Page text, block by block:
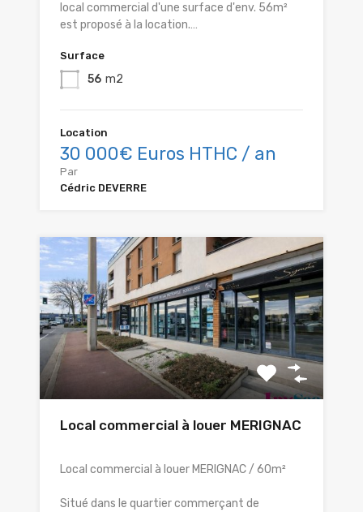
local commercial d'une surface d'env. 56m²
est proposé à la location.…
Surface
56 m2
Location
30 000€ Euros HTHC / an
Par
Cédric DEVERRE
Local commercial à louer MERIGNAC
Local commercial à louer MERIGNAC / 60m²
Situé dans le quartier commerçant de